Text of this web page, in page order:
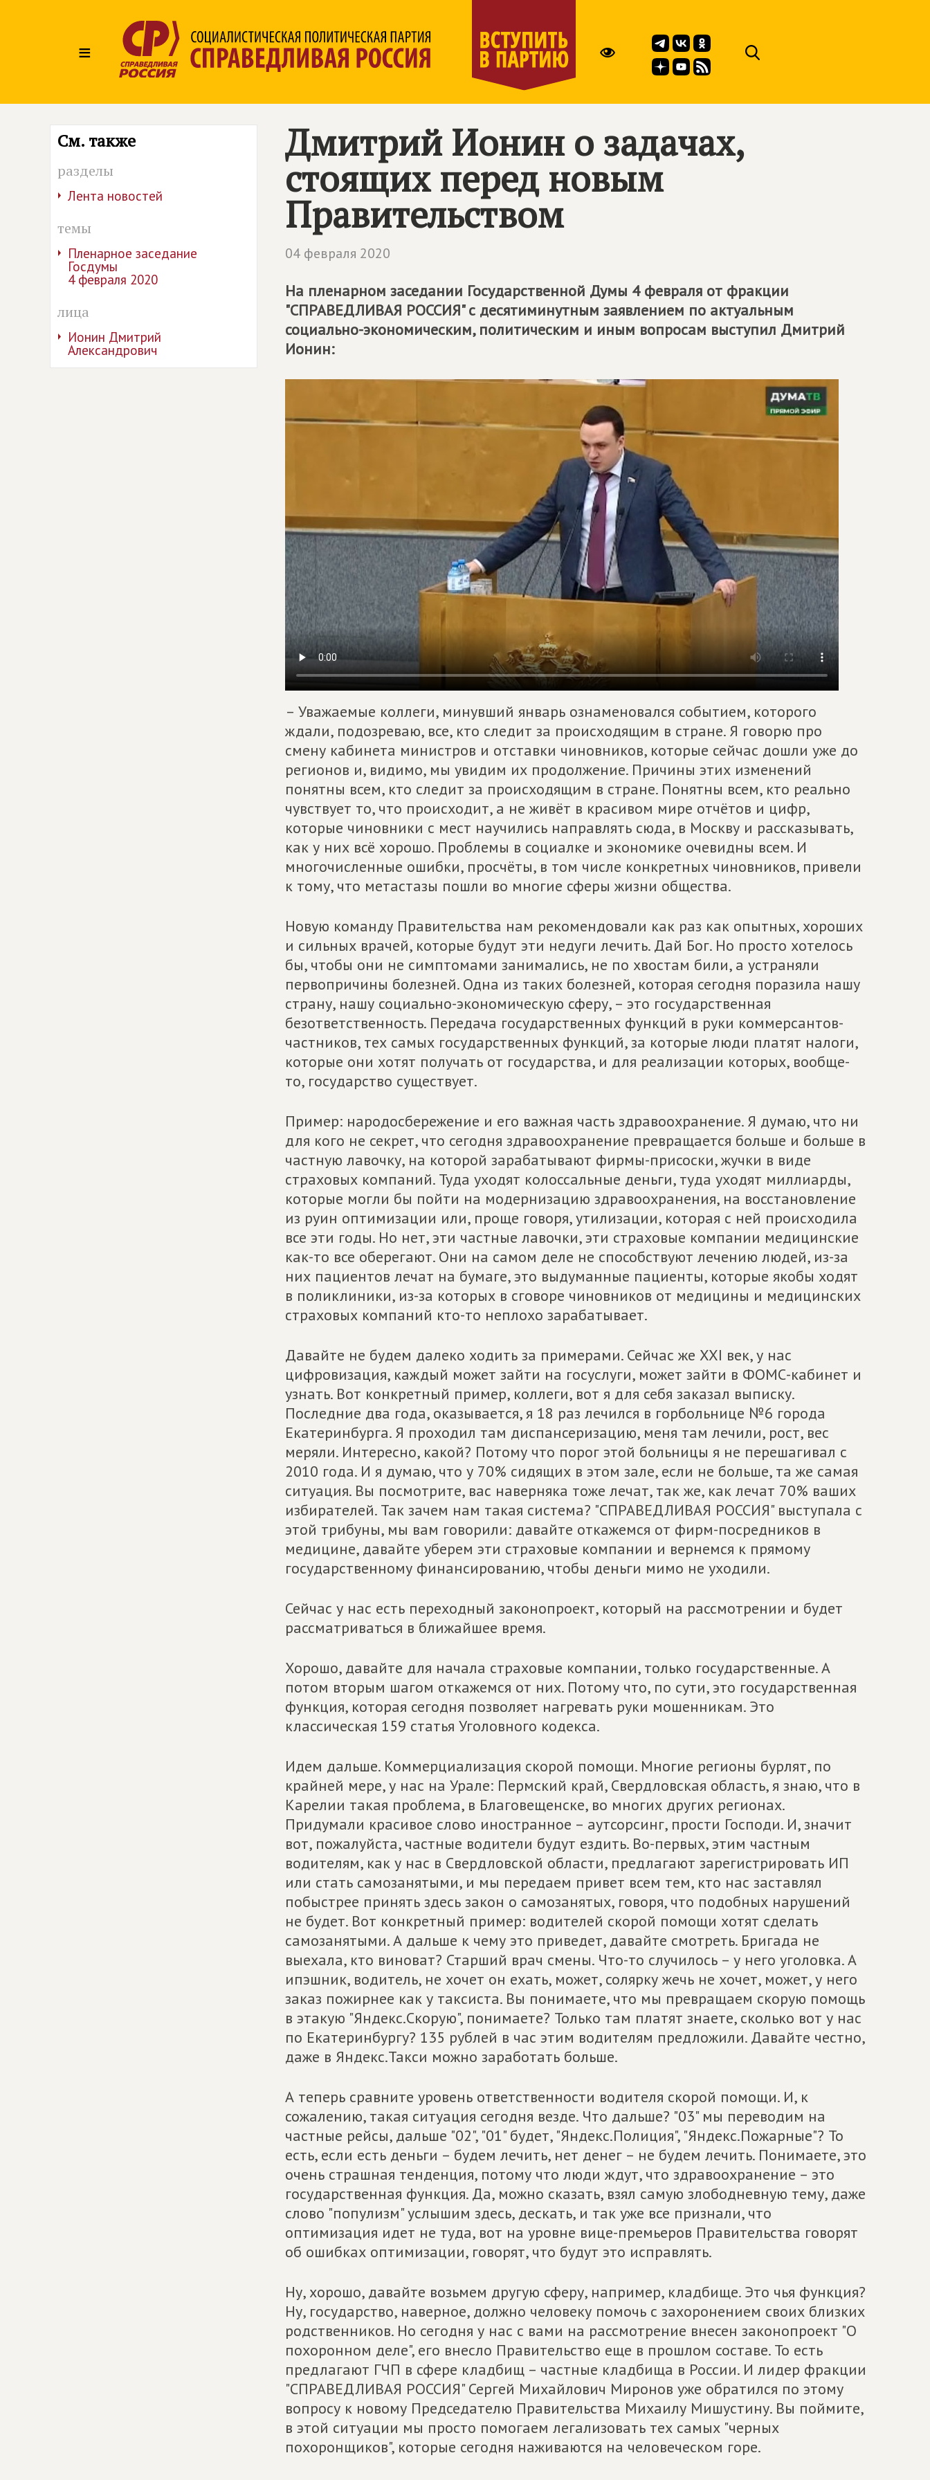
≡
См. также
разделы
Лента новостей
темы
Пленарное заседание
Госдумы
4 февраля 2020
лица
Ионин Дмитрий
Александрович
Дмитрий Ионин о задачах,
стоящих перед новым
Правительством
04 февраля 2020
На пленарном заседании Государственной Думы 4 февраля от фракции
"СПРАВЕДЛИВАЯ РОССИЯ" с десятиминутным заявлением по актуальным
социально-экономическим, политическим и иным вопросам выступил Дмитрий
Ионин:
– Уважаемые коллеги, минувший январь ознаменовался событием, которого
ждали, подозреваю, все, кто следит за происходящим в стране. Я говорю про
смену кабинета министров и отставки чиновников, которые сейчас дошли уже до
регионов и, видимо, мы увидим их продолжение. Причины этих изменений
понятны всем, кто следит за происходящим в стране. Понятны всем, кто реально
чувствует то, что происходит, а не живёт в красивом мире отчётов и цифр,
которые чиновники с мест научились направлять сюда, в Москву и рассказывать,
как у них всё хорошо. Проблемы в социалке и экономике очевидны всем. И
многочисленные ошибки, просчёты, в том числе конкретных чиновников, привели
к тому, что метастазы пошли во многие сферы жизни общества.
Новую команду Правительства нам рекомендовали как раз как опытных, хороших
и сильных врачей, которые будут эти недуги лечить. Дай Бог. Но просто хотелось
бы, чтобы они не симптомами занимались, не по хвостам били, а устраняли
первопричины болезней. Одна из таких болезней, которая сегодня поразила нашу
страну, нашу социально-экономическую сферу, – это государственная
безответственность. Передача государственных функций в руки коммерсантов-
частников, тех самых государственных функций, за которые люди платят налоги,
которые они хотят получать от государства, и для реализации которых, вообще-
то, государство существует.
Пример: народосбережение и его важная часть здравоохранение. Я думаю, что ни
для кого не секрет, что сегодня здравоохранение превращается больше и больше в
частную лавочку, на которой зарабатывают фирмы-присоски, жучки в виде
страховых компаний. Туда уходят колоссальные деньги, туда уходят миллиарды,
которые могли бы пойти на модернизацию здравоохранения, на восстановление
из руин оптимизации или, проще говоря, утилизации, которая с ней происходила
все эти годы. Но нет, эти частные лавочки, эти страховые компании медицинские
как-то все оберегают. Они на самом деле не способствуют лечению людей, из-за
них пациентов лечат на бумаге, это выдуманные пациенты, которые якобы ходят
в поликлиники, из-за которых в сговоре чиновников от медицины и медицинских
страховых компаний кто-то неплохо зарабатывает.
Давайте не будем далеко ходить за примерами. Сейчас же XXI век, у нас
цифровизация, каждый может зайти на госуслуги, может зайти в ФОМС-кабинет и
узнать. Вот конкретный пример, коллеги, вот я для себя заказал выписку.
Последние два года, оказывается, я 18 раз лечился в горбольнице №6 города
Екатеринбурга. Я проходил там диспансеризацию, меня там лечили, рост, вес
меряли. Интересно, какой? Потому что порог этой больницы я не перешагивал с
2010 года. И я думаю, что у 70% сидящих в этом зале, если не больше, та же самая
ситуация. Вы посмотрите, вас наверняка тоже лечат, так же, как лечат 70% ваших
избирателей. Так зачем нам такая система? "СПРАВЕДЛИВАЯ РОССИЯ" выступала с
этой трибуны, мы вам говорили: давайте откажемся от фирм-посредников в
медицине, давайте уберем эти страховые компании и вернемся к прямому
государственному финансированию, чтобы деньги мимо не уходили.
Сейчас у нас есть переходный законопроект, который на рассмотрении и будет
рассматриваться в ближайшее время.
Хорошо, давайте для начала страховые компании, только государственные. А
потом вторым шагом откажемся от них. Потому что, по сути, это государственная
функция, которая сегодня позволяет нагревать руки мошенникам. Это
классическая 159 статья Уголовного кодекса.
Идем дальше. Коммерциализация скорой помощи. Многие регионы бурлят, по
крайней мере, у нас на Урале: Пермский край, Свердловская область, я знаю, что в
Карелии такая проблема, в Благовещенске, во многих других регионах.
Придумали красивое слово иностранное – аутсорсинг, прости Господи. И, значит
вот, пожалуйста, частные водители будут ездить. Во-первых, этим частным
водителям, как у нас в Свердловской области, предлагают зарегистрировать ИП
или стать самозанятыми, и мы передаем привет всем тем, кто нас заставлял
побыстрее принять здесь закон о самозанятых, говоря, что подобных нарушений
не будет. Вот конкретный пример: водителей скорой помощи хотят сделать
самозанятыми. А дальше к чему это приведет, давайте смотреть. Бригада не
выехала, кто виноват? Старший врач смены. Что-то случилось – у него уголовка. А
ипэшник, водитель, не хочет он ехать, может, солярку жечь не хочет, может, у него
заказ пожирнее как у таксиста. Вы понимаете, что мы превращаем скорую помощь
в этакую "Яндекс.Скорую", понимаете? Только там платят знаете, сколько вот у нас
по Екатеринбургу? 135 рублей в час этим водителям предложили. Давайте честно,
даже в Яндекс.Такси можно заработать больше.
А теперь сравните уровень ответственности водителя скорой помощи. И, к
сожалению, такая ситуация сегодня везде. Что дальше? "03" мы переводим на
частные рейсы, дальше "02", "01" будет, "Яндекс.Полиция", "Яндекс.Пожарные"? То
есть, если есть деньги – будем лечить, нет денег – не будем лечить. Понимаете, это
очень страшная тенденция, потому что люди ждут, что здравоохранение – это
государственная функция. Да, можно сказать, взял самую злободневную тему, даже
слово "популизм" услышим здесь, дескать, и так уже все признали, что
оптимизация идет не туда, вот на уровне вице-премьеров Правительства говорят
об ошибках оптимизации, говорят, что будут это исправлять.
Ну, хорошо, давайте возьмем другую сферу, например, кладбище. Это чья функция?
Ну, государство, наверное, должно человеку помочь с захоронением своих близких
родственников. Но сегодня у нас с вами на рассмотрение внесен законопроект "О
похоронном деле", его внесло Правительство еще в прошлом составе. То есть
предлагают ГЧП в сфере кладбищ – частные кладбища в России. И лидер фракции
"СПРАВЕДЛИВАЯ РОССИЯ" Сергей Михайлович Миронов уже обратился по этому
вопросу к новому Председателю Правительства Михаилу Мишустину. Вы поймите,
в этой ситуации мы просто помогаем легализовать тех самых "черных
похоронщиков", которые сегодня наживаются на человеческом горе.